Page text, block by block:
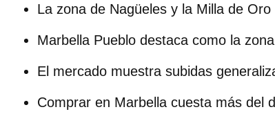
La zona de Nagüeles y la Milla de Oro
Marbella Pueblo destaca como la
El mercado muestra subidas
Comprar en Marbella cuesta más del